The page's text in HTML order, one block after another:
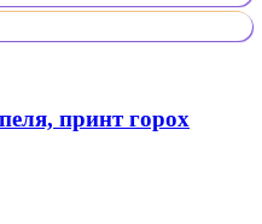
принт горох